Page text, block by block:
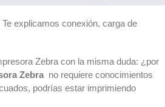
explicamos conexión, carga de
Zebra con la misma duda: ¿por
Zebra no requiere conocimientos
podrías estar imprimiendo